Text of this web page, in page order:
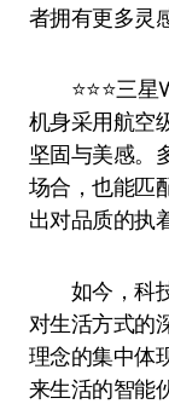
者拥有更多灵
⭐️⭐️⭐️三星
机身采用航空
坚固与美感。
场合，也能匹
出对品质的执
如今，科技
对生活方式的
理念的集中体
来生活的智能